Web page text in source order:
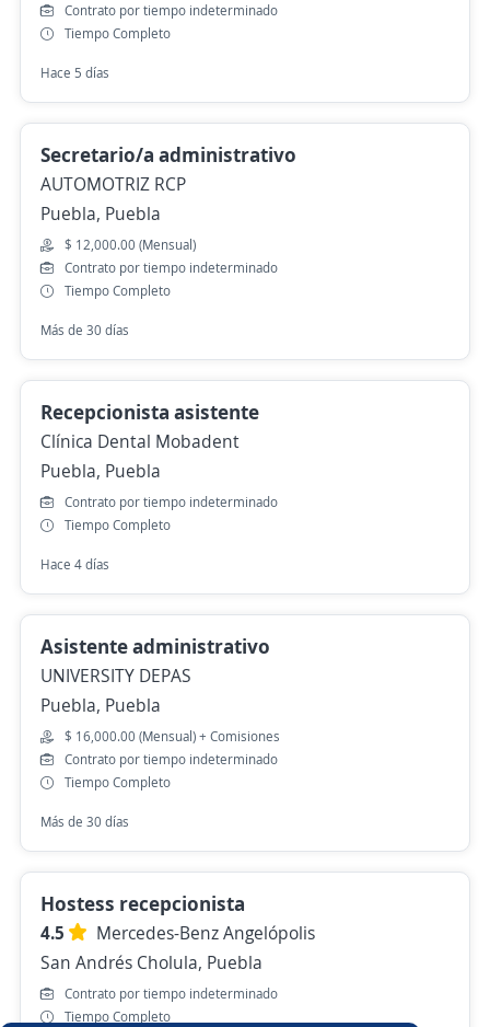
Contrato por tiempo indeterminado
Tiempo Completo
Hace 5 días
Secretario/a administrativo
AUTOMOTRIZ RCP
Puebla, Puebla
$ 12,000.00 (Mensual)
Contrato por tiempo indeterminado
Tiempo Completo
Más de 30 días
Recepcionista asistente
Clínica Dental Mobadent
Puebla, Puebla
Contrato por tiempo indeterminado
Tiempo Completo
Hace 4 días
Asistente administrativo
UNIVERSITY DEPAS
Puebla, Puebla
$ 16,000.00 (Mensual) + Comisiones
Contrato por tiempo indeterminado
Tiempo Completo
Más de 30 días
Hostess recepcionista
4.5
Mercedes-Benz Angelópolis
San Andrés Cholula, Puebla
Contrato por tiempo indeterminado
Tiempo Completo